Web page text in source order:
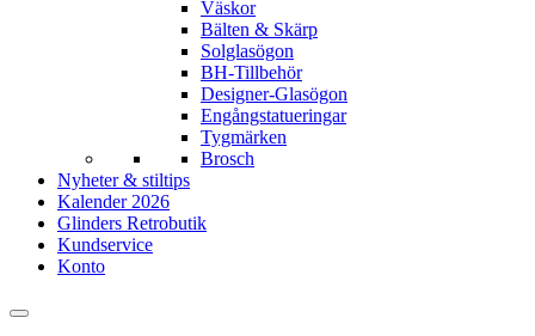
Väskor
Bälten & Skärp
Solglasögon
BH-Tillbehör
Designer-Glasögon
Engångstatueringar
Tygmärken
Brosch
Nyheter & stiltips
Kalender 2026
Glinders Retrobutik
Kundservice
Konto